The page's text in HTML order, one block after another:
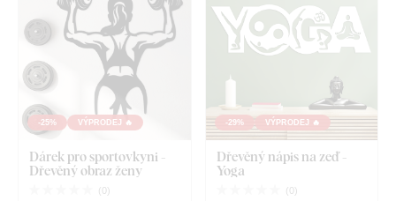
-25% VÝPRODEJ 🔥
Dárek pro sportovkyni -
Dřevěný obraz ženy
( 0)
-29% VÝPRODEJ 🔥
Dřevěný nápis na zeď -
Yoga
( 0)